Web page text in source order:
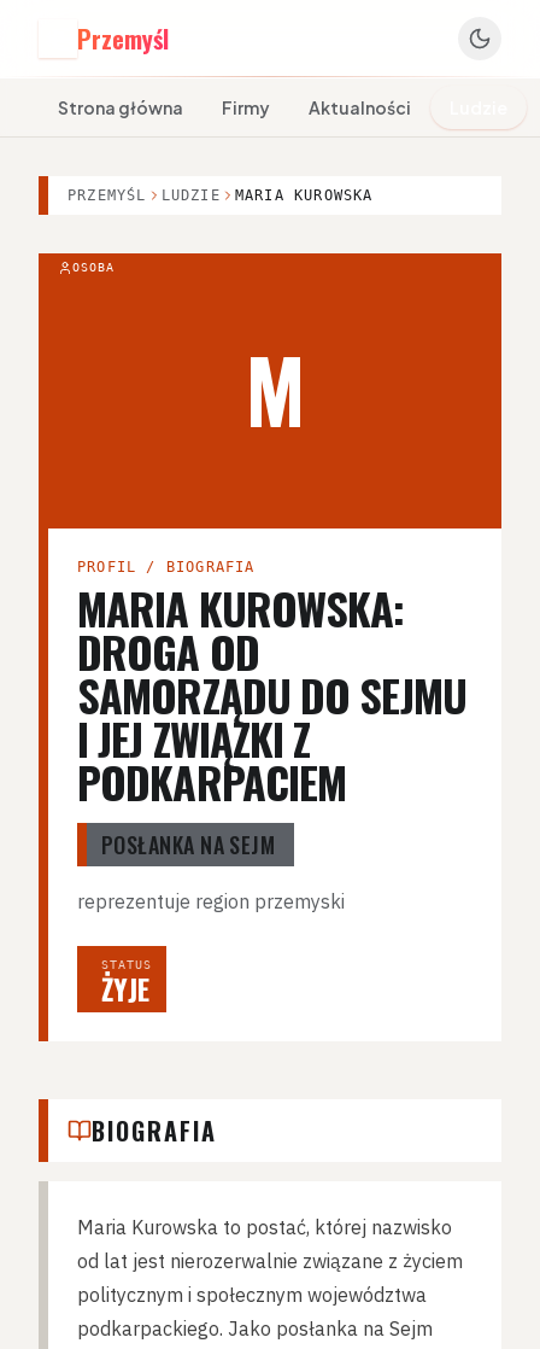
Przemyśl
Strona główna Firmy Aktualności
PRZEMYŚL LUDZIE MARIA KUROWSKA
M
OSOBA
PROFIL / BIOGRAFIA
MARIA KUROWSKA:
DROGA OD
SAMORZĄDU DO SEJMU
I JEJ ZWIĄZKI Z
PODKARPACIEM
POSŁANKA NA SEJM
reprezentuje region przemyski
STATUS
ŻYJE
BIOGRAFIA
Maria Kurowska to postać, której nazwisko
od lat jest nierozerwalnie związane z życiem
politycznym i społecznym województwa
podkarpackiego. Jako posłanka na Sejm